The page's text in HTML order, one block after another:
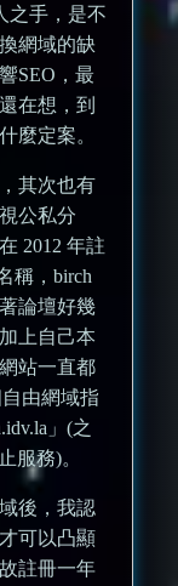
之手，是不
網域的缺
SEO，最
在想，到
麼定案。
其次也有
公私分
2012 年註
稱，birch
論壇好幾
上自己本
站一直都
由網域指
」(之
服務)。
後，我認
可以凸顯
註冊一年